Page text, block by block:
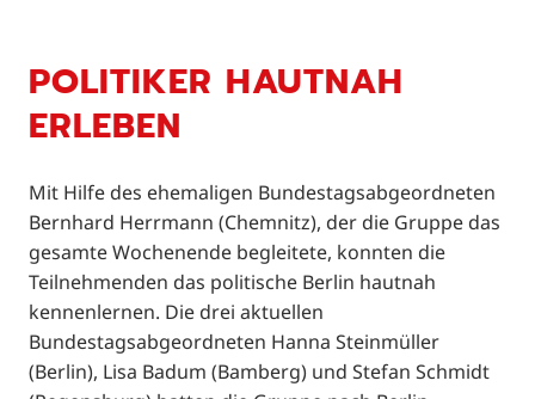
POLITIKER HAUTNAH
ERLEBEN
Mit Hilfe des ehemaligen Bundestagsabgeordneten
Bernhard Herrmann (Chemnitz), der die Gruppe das
gesamte Wochenende begleitete, konnten die
Teilnehmenden das politische Berlin hautnah
kennenlernen. Die drei aktuellen
Bundestagsabgeordneten Hanna Steinmüller
(Berlin), Lisa Badum (Bamberg) und Stefan Schmidt